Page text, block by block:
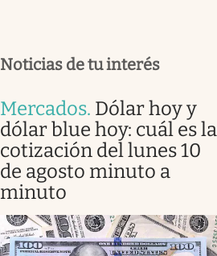
Noticias de tu interés
Mercados. Dólar hoy y
dólar blue hoy: cuál es la
cotización del lunes 10
de agosto minuto a
minuto